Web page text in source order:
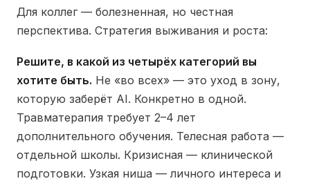
Для коллег — болезненная, но честная
перспектива. Стратегия выживания и роста:
Решите, в какой из четырёх категорий вы
хотите быть. Не «во всех» — это уход в зону,
которую заберёт AI. Конкретно в одной.
Травматерапия требует 2–4 лет
дополнительного обучения. Телесная работа —
отдельной школы. Кризисная — клинической
подготовки. Узкая ниша — личного интереса и